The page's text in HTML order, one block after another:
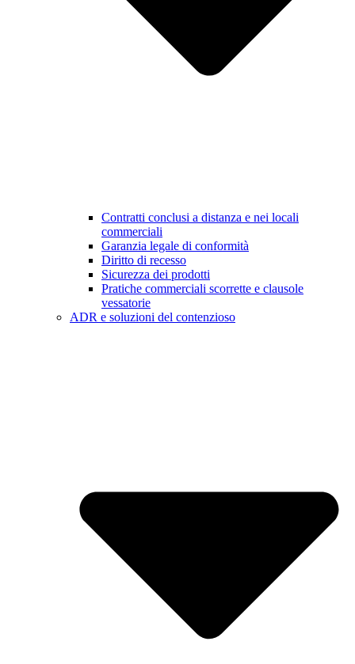
Contratti conclusi a distanza e nei locali
commerciali
Garanzia legale di conformità
Diritto di recesso
Sicurezza dei prodotti
Pratiche commerciali scorrette e clausole
vessatorie
ADR e soluzioni del contenzioso